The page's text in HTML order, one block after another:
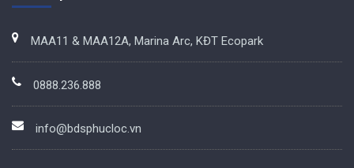
MAA11 & MAA12A, Marina Arc, KĐT Ecopark
0888.236.888
info@bdsphucloc.vn